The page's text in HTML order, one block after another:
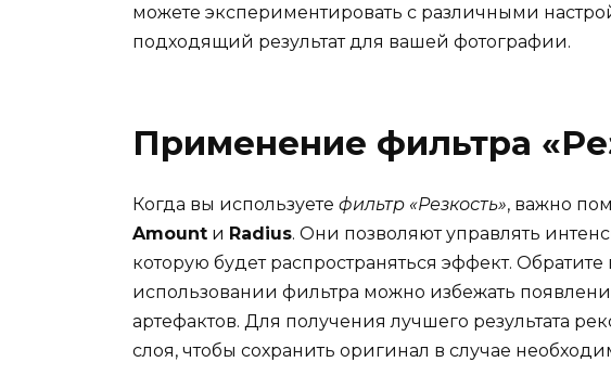
можете экспериментировать с различными
подходящий результат для вашей фотографии.
Применение фильтра
Когда вы используете фильтр «Резкость», важно
Amount и Radius. Они позволяют управлять
которую будет распространяться эффект.
использовании фильтра можно избежать
артефактов. Для получения лучшего результата
слоя, чтобы сохранить оригинал в случае